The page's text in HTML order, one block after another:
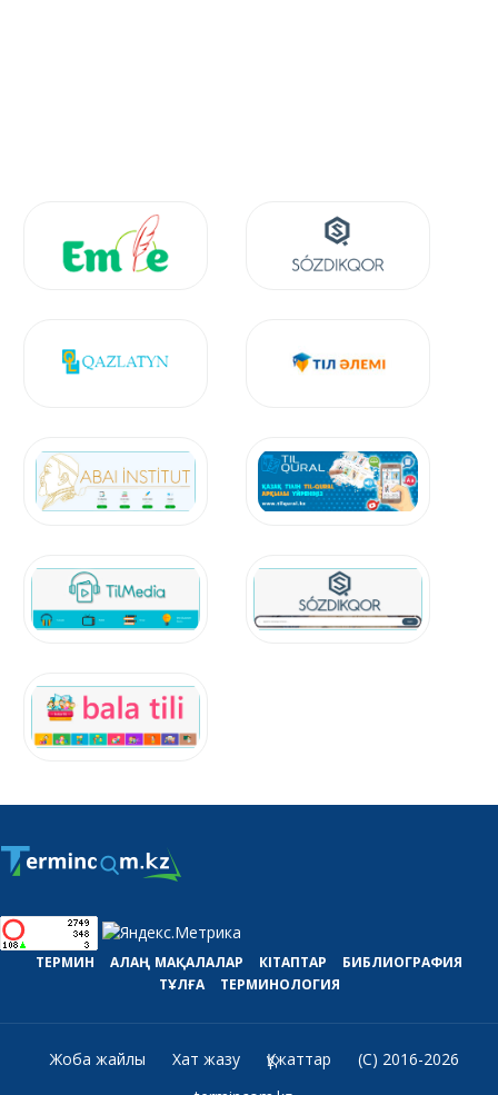
ТЕРМИН АЛАҢ МАҚАЛАЛАР КІТАПТАР
БИБЛИОГРАФИЯ
ТҰЛҒА
ТЕРМИНОЛОГИЯ
Жоба жайлы Хат жазу Құжаттар
(C) 2016-2026